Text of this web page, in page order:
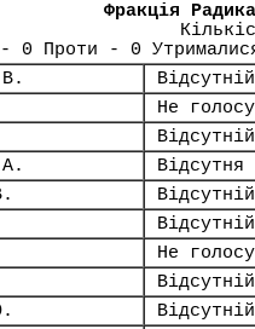
Фракція
0 Проти - 0
Відсутній
Не
Відсутній
Відсутня
Відсутній
Відсутній
Не
Відсутній
Відсутній